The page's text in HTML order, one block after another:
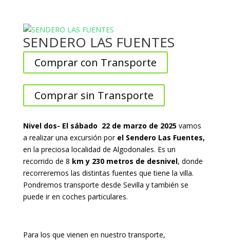
SENDERO LAS FUENTES
Comprar con Transporte
Comprar sin Transporte
Nivel dos- El sábado 22 de marzo de 2025 vamos
a realizar una excursión porel Sendero Las Fuentes,
en la preciosa localidad de Algodonales. Es un
recorrido de 8 km y 230 metros de desnivel, donde
recorreremos las distintas fuentes que tiene la villa.
Pondremos transporte desde Sevilla y también se
puede ir en coches particulares.
Para los que vienen en nuestro transporte,